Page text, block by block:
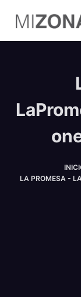
S
a
l
LA PROMESA -